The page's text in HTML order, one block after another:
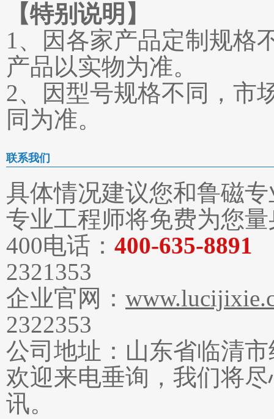
【特别说明】
1、因各家产品定制规格
产品以实物为准。
2、因型号规格不同，市
同为准。
联系我们
具体情况建议您和鲁磁
专业工程师将免费为您
400电话： 400-635-8891
2321353
企业官网：
2322353
公司地址：山东省临清
欢迎来电垂询，我们将
讯。